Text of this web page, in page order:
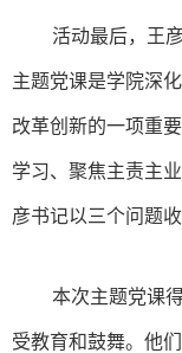
活动最后，王
主题党课是学院深
改革创新的一项重
学习、聚焦主责主
彦书记以三个问题
本次主题党课
受教育和鼓舞。他